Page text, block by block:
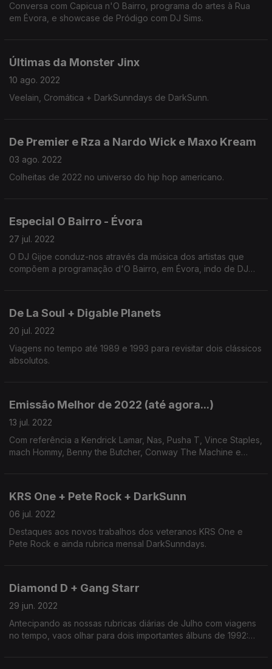
Conversa com Capicua n'O Bairro, programa do artes à Rua
em Évora, e showcase de Pródigo com DJ Sims.
Últimas da Monster Jinx
10 ago. 2022
Veelain, Cromática + DarkSunndays de DarkSunn.
De Premier e Rza a Nardo Wick e Maxo Kream
03 ago. 2022
Colheitas de 2022 no universo do hip hop americano.
Especial O Bairro - Évora
27 jul. 2022
O DJ Gijoe conduz-nos através da música dos artistas que
compõem a programação d'O Bairro, em Évora, indo de DJ
De La Soul + Digable Planets
20 jul. 2022
Viagens no tempo até 1989 e 1993 para revisitar dois clássicos
absolutos.
Emissão Melhor de 2022 (até agora...)
13 jul. 2022
Com referência a Kendrick Lamar, Nas, Pusha T, Vince Staples,
mach Hommy, Benny the Butcher, Conway The Machine e
KRS One + Pete Rock + DarkSunn
06 jul. 2022
Destaques aos novos trabalhos dos veteranos KRS One e
Pete Rock e ainda rubrica mensal DarkSunndays.
Diamond D + Gang Starr
29 jun. 2022
Antecipando as nossas rubricas diárias de Julho com viagens
no tempo, vaos olhar para dois importantes álbuns de 1992: